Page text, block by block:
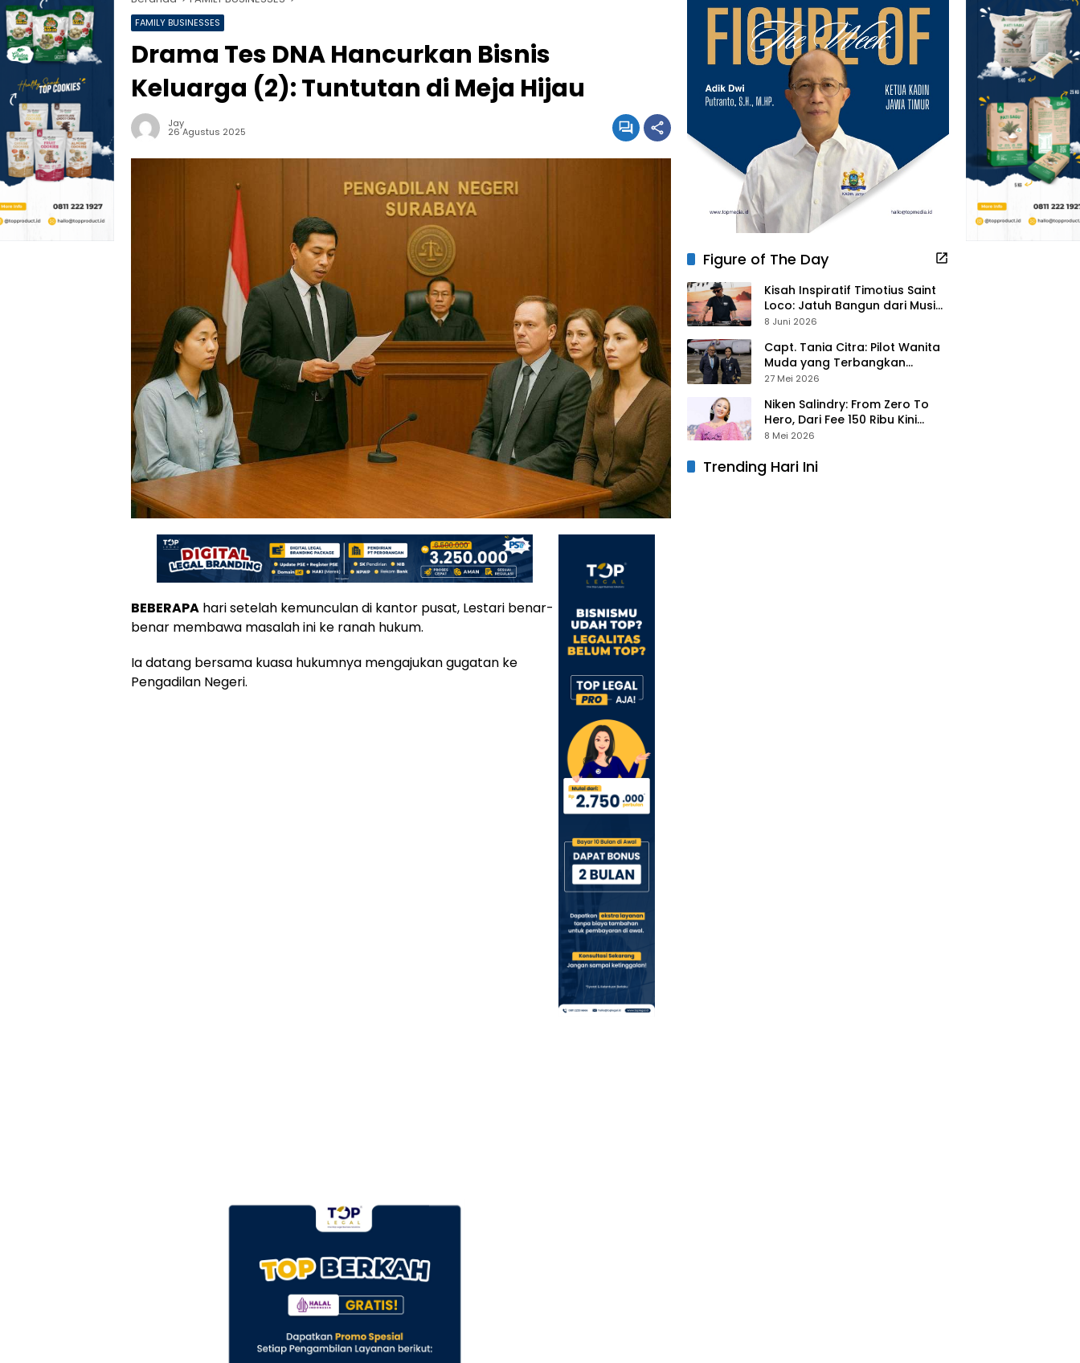
FAMILY BUSINESSES
Drama Tes DNA Hancurkan Bisnis
Keluarga (2): Tuntutan di Meja Hijau
Jay
26 Agustus 2025
BEBERAPA hari setelah kemunculan di kantor pusat, Lestari benar-
benar membawa masalah ini ke ranah hukum.
Ia datang bersama kuasa hukumnya mengajukan gugatan ke
Pengadilan Negeri.
Figure of The Day
Kisah Inspiratif Timotius Saint
Loco: Jatuh Bangun dari Musik,
Pelayanan Pastor, hingga
8 Juni 2026
Capt. Tania Citra: Pilot Wanita
Muda yang Terbangkan
Pesawat Presiden Prabowo ke
27 Mei 2026
Niken Salindry: From Zero To
Hero, Dari Fee 150 Ribu Kini
Punya Aset Miliaran
8 Mei 2026
Trending Hari Ini